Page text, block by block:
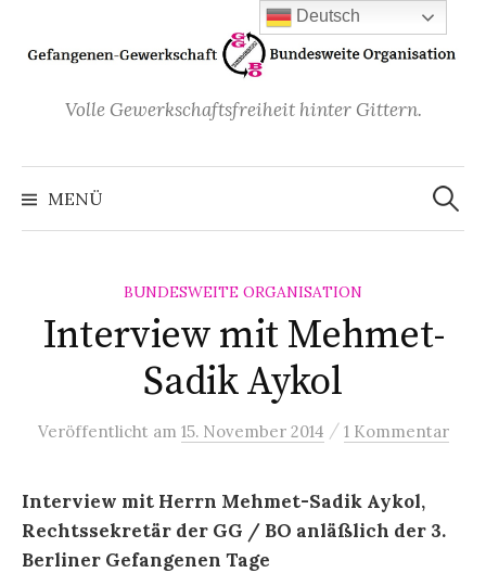
Inhalt
überspringen
Volle Gewerkschaftsfreiheit hinter Gittern.
MENÜ
Suchen
nach:
BUNDESWEITE ORGANISATION
Interview mit Mehmet-
Sadik Aykol
Veröffentlicht am 15. November 2014 / 1 Kommentar
Interview mit Herrn Mehmet-Sadik Aykol,
Rechtssekretär der GG / BO anläßlich der 3.
Berliner Gefangenen Tage
Deutsch